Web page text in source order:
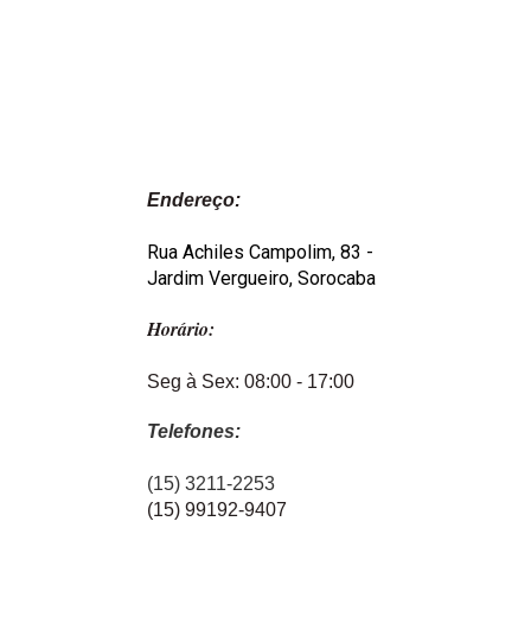
Endereço:
Rua Achiles Campolim, 83 -
Jardim Vergueiro, Sorocaba
Horário:
Seg à Sex: 08:00 - 17:00
Telefones:
(15) 3211-2253
(15) 99192-9407